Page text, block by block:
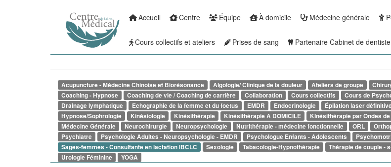
Main
navigation
Accueil Centre Équipe À domicile Médecine générale
Cours collectifs et ateliers Prises de sang Partenaire Cabinet de
Acupuncture - Médecine Chinoise et Biorésonance Algologie/ Clinique de la douleur Ateliers de groupe
Coaching - Hypnose
Coaching de vie / Coaching de carrière Collaboration Cours collectifs Cours de
Drainage lymphatique
Echographie de la femme et du foetus EMDR Endocrinologie Épilation laser
Hypnose/Sophrologie
Kinésiologie Kinésithérapie Kinésithérapie À DOMICILE KInésithérapie par Ondes
Médecine Générale
Neurochirurgie Neuropsychologie Nutrithérapie - médecine fonctionnelle ORL
Psychiatre
Psychologie Adultes - Neuropsychologie - EMDR Psychologue Enfants - Adolescents
Sages-femmes - Consultante en lactation IBCLC
Sexologie Tabacologie-Hypnothérapie Thérapie de couple -
Urologie Féminine
YOGA